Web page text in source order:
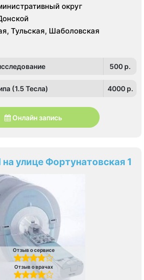
округ
Тульская, Шаболовская
500 p.
(1.5 Тесла) 4000 p.
Онлайн запись
улице Фортунатовская 1
Отзыв о сервисе
Отзыв о врачах